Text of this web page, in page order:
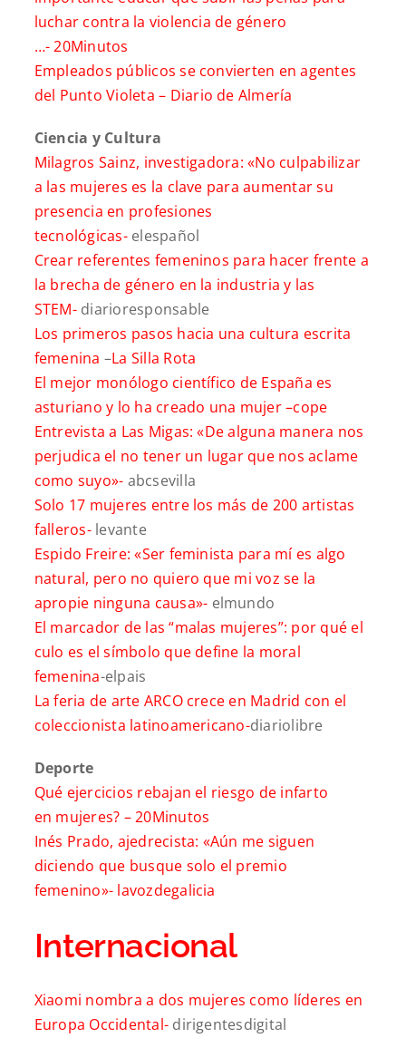
luchar contra la violencia de género
…-20Minutos
Empleados públicos se convierten en agentes
del Punto Violeta – Diario de Almería
Ciencia y Cultura
Milagros Sainz, investigadora: «No culpabilizar
a las mujeres es la clave para aumentar su
presencia en profesiones
tecnológicas- elespañol
Crear referentes femeninos para hacer frente a
la brecha de género en la industria y las
STEM- diarioresponsable
Los primeros pasos hacia una cultura escrita
femenina –La Silla Rota
El mejor monólogo científico de España es
asturiano y lo ha creado una mujer –cope
Entrevista a Las Migas: «De alguna manera nos
perjudica el no tener un lugar que nos aclame
como suyo»- abcsevilla
Solo 17 mujeres entre los más de 200 artistas
falleros- levante
Espido Freire: «Ser feminista para mí es algo
natural, pero no quiero que mi voz se la
apropie ninguna causa»- elmundo
El marcador de las “malas mujeres”: por qué el
culo es el símbolo que define la moral
femenina-elpais
La feria de arte ARCO crece en Madrid con el
coleccionista latinoamericano-diariolibre
Deporte
Qué ejercicios rebajan el riesgo de infarto
en mujeres? –20Minutos
Inés Prado, ajedrecista: «Aún me siguen
diciendo que busque solo el premio
femenino»- lavozdegalicia
Internacional
Xiaomi nombra a dos mujeres como líderes en
Europa Occidental- dirigentesdigital